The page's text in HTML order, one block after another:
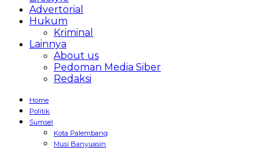
Advertorial
Hukum
Kriminal
Lainnya
About us
Pedoman Media Siber
Redaksi
Home
Politik
Sumsel
Kota Palembang
Musi Banyuasin